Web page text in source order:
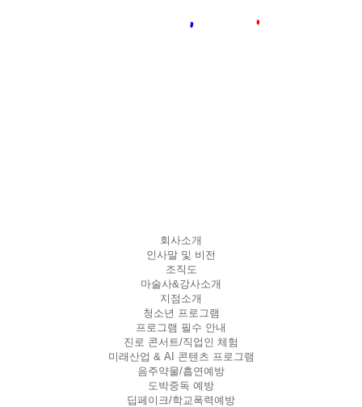
회사소개
인사말 및 비전
조직도
마술사&강사소개
지점소개
청소년 프로그램
프로그램 필수 안내
진로 콘서트/직업인 체험
미래산업 & AI 콘텐츠 프로그램
음주약물/흡연예방
도박중독 예방
딥페이크/학교폭력예방